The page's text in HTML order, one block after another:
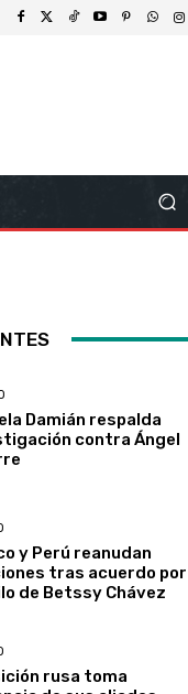
Damián respalda
contra Ángel
y Perú reanudan
tras acuerdo por
de Betssy Chávez
rusa toma